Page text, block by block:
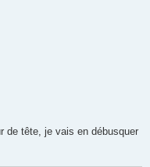
de tête, je vais en débusquer